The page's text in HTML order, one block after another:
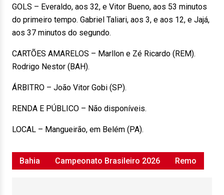
GOLS – Everaldo, aos 32, e Vitor Bueno, aos 53 minutos
do primeiro tempo. Gabriel Taliari, aos 3, e aos 12, e Jajá,
aos 37 minutos do segundo.
CARTÕES AMARELOS – Marllon e Zé Ricardo (REM).
Rodrigo Nestor (BAH).
ÁRBITRO – João Vitor Gobi (SP).
RENDA E PÚBLICO – Não disponíveis.
LOCAL – Mangueirão, em Belém (PA).
Bahia Campeonato Brasileiro 2026 Remo